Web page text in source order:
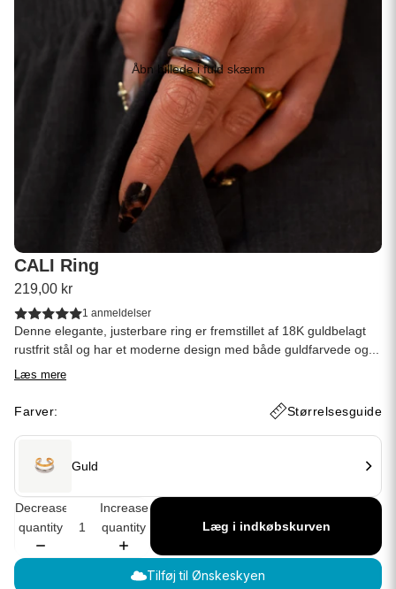
Åbn billede i fuld skærm
CALI Ring
219,00 kr
1 anmeldelser
Denne elegante, justerbare ring er fremstillet af 18K guldbelagt
rustfrit stål og har et moderne design med både guldfarvede og...
Læs mere
Farver: Størrelsesguide
Guld
Decrease
quantity
Increase
quantity
Læg i indkøbskurven
Tilføj til Ønskeskyen